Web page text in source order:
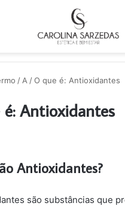
/ A /O que é: Antioxidantes
Antioxidantes
Antioxidantes?
são substâncias que